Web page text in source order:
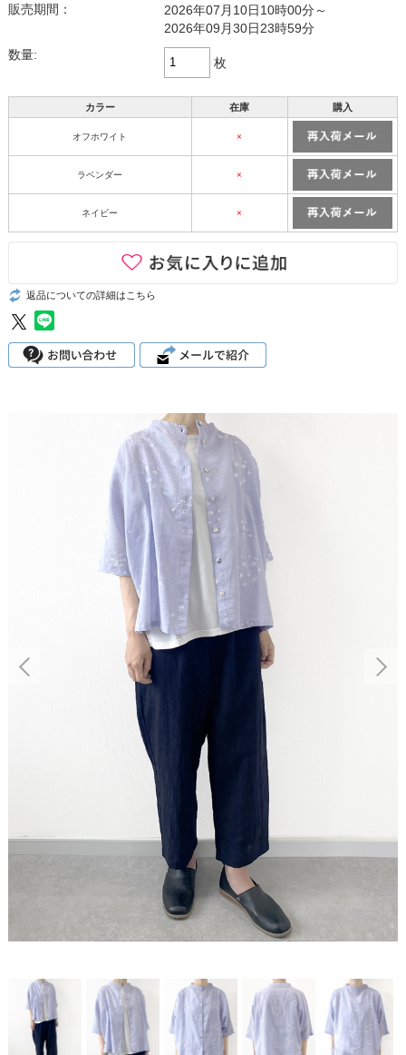
販売期間：
2026年07月10日10時00分～
2026年09月30日23時59分
数量:
枚
カラー 在庫 購入
オフホワイト ×
ラベンダー ×
ネイビー ×
返品についての詳細はこちら